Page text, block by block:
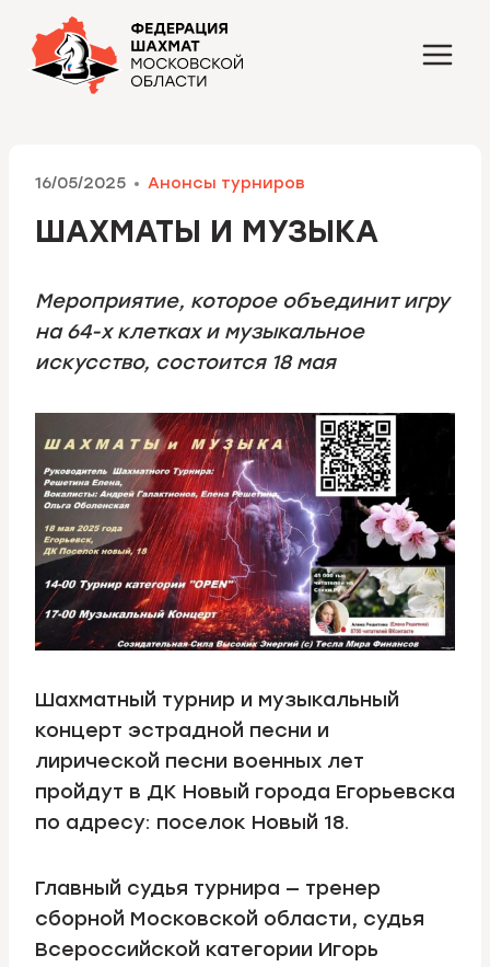
Перейти
содержимому
16/05/2025 Анонсы турниров
ШАХМАТЫ И МУЗЫКА
Мероприятие, которое объединит игру
на 64-х клетках и музыкальное
искусство, состоится 18 мая
Шахматный турнир и музыкальный
концерт эстрадной песни и
лирической песни военных лет
пройдут в ДК Новый города Егорьевска
по адресу: поселок Новый 18.
Главный судья турнира — тренер
сборной Московской области, судья
Всероссийской категории Игорь